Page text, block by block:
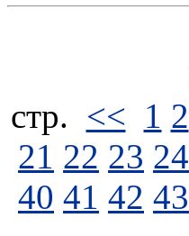
стp. << 1 2
21 22 23 24
40 41 42 43